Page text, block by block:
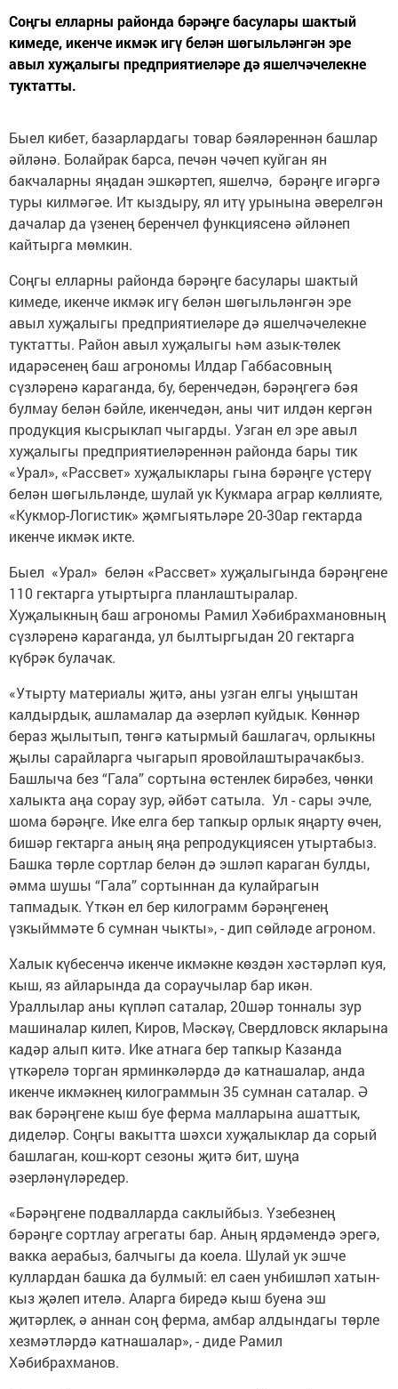
Соңгы елларны районда бәрәңге басулары шактый
кимеде, икенче икмәк игү белән шөгыльләнгән эре
авыл хуҗалыгы предприятиеләре дә яшелчәчелекне
туктатты.
Быел кибет, базарлардагы товар бәяләреннән башлар
әйләнә. Болайрак барса, печән чәчеп куйган ян
бакчаларны яңадан эшкәртеп, яшелчә, бәрәңге игәргә
туры килмәгәе. Ит кыздыру, ял итү урынына әверелгән
дачалар да үзенең беренчел функциясенә әйләнеп
кайтырга мөмкин.
Соңгы елларны районда бәрәңге басулары шактый
кимеде, икенче икмәк игү белән шөгыльләнгән эре
авыл хуҗалыгы предприятиеләре дә яшелчәчелекне
туктатты. Район авыл хуҗалыгы һәм азык-төлек
идарәсенең баш агрономы Илдар Габбасовның
сүзләренә караганда, бу, беренчедән, бәрәңгегә бәя
булмау белән бәйле, икенчедән, аны чит илдән кергән
продукция кысрыклап чыгарды. Узган ел эре авыл
хуҗалыгы предприятиеләреннән районда бары тик
«Урал», «Рассвет» хуҗалыклары гына бәрәңге үстерү
белән шөгыльләнде, шулай ук Кукмара аграр көллияте,
«Кукмор-Логистик» җәмгыятьләре 20-30ар гектарда
икенче икмәк икте.
Быел «Урал» белән «Рассвет» хуҗалыгында бәрәңгене
110 гектарга утыртырга планлаштыралар.
Хуҗалыкның баш агрономы Рамил Хәбибрахмановның
сүзләренә караганда, ул былтыргыдан 20 гектарга
күбрәк булачак.
«Утырту материалы җитә, аны узган елгы уңыштан
калдырдык, ашламалар да әзерләп куйдык. Көннәр
бераз җылытып, төнгә катырмый башлагач, орлыкны
җылы сарайларга чыгарып яровойлаштырачакбыз.
Башлыча без “Гала” сортына өстенлек бирәбез, чөнки
халыкта аңа сорау зур, әйбәт сатыла. Ул - сары эчле,
шома бәрәңге. Ике елга бер тапкыр орлык яңарту өчен,
бишәр гектарга аның яңа репродукциясен утыртабыз.
Башка төрле сортлар белән дә эшләп караган булды,
әмма шушы “Гала” сортыннан да кулайрагын
тапмадык. Үткән ел бер килограмм бәрәңгенең
үзкыйммәте 6 сумнан чыкты», - дип сөйләде агроном.
Халык күбесенчә икенче икмәкне көздән хәстәрләп куя,
кыш, яз айларында да сораучылар бар икән.
Ураллылар аны күпләп саталар, 20шәр тонналы зур
машиналар килеп, Киров, Мәскәү, Свердловск якларына
кадәр алып китә. Ике атнага бер тапкыр Казанда
үткәрелә торган ярминкәләрдә дә катнашалар, анда
икенче икмәкнең килограммын 35 сумнан саталар. Ә
вак бәрәңгене кыш буе ферма малларына ашаттык,
диделәр. Соңгы вакытта шәхси хуҗалыклар да сорый
башлаган, кош-корт сезоны җитә бит, шуңа
әзерләнүләредер.
«Бәрәңгене подвалларда саклыйбыз. Үзебезнең
бәрәңге сортлау агрегаты бар. Аның ярдәмендә эрегә,
вакка аерабыз, балчыгы да коела. Шулай ук эшче
куллардан башка да булмый: ел саен унбишләп хатын-
кыз җәлеп ителә. Аларга биредә кыш буена эш
җитәрлек, ә аннан соң ферма, амбар алдындагы төрле
хезмәтләрдә катнашалар», - диде Рамил
Хәбибрахманов.